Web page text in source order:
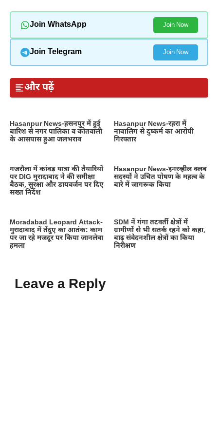
Join WhatsApp Join Now
Join Telegram Join Now
और पढ़ें
Hasanpur News-हसनपुर में हुई
बारिश से नगर पालिका व कोतवाली
के आसपास हुआ जलभराव
Hasanpur News-रहरा में
नाबालिग से दुष्कर्म का आरोपी
गिरफ्तार
गजरौला में कांवड़ यात्रा की तैयारियों
पर DIG मुरादाबाद ने की समीक्षा
बैठक, सुरक्षा और डायवर्जन पर दिए
सख्त निर्देश
Hasanpur News-इनरव्हील क्लब
सदस्यों ने उचित पोषण के महत्व के
बारे में जागरूक किया
Moradabad Leopard Attack-
मुरादाबाद में तेंदुए का आतंक: काम
पर जा रहे मजदूर पर किया जानलेवा
हमला
SDM नें गंगा तटवर्ती क्षेत्रों में
ग्रामीणों से भी सतर्क रहने को कहा,
बाढ़ संवेदनशील क्षेत्रों का किया
निरीक्षण
Leave a Reply